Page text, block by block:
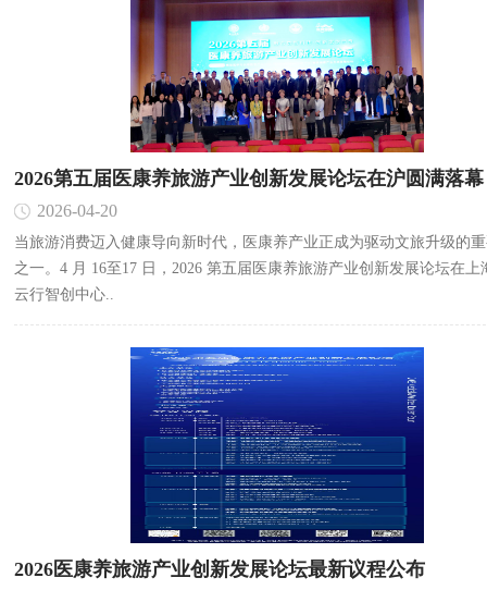
2026第五届医康养旅游产业创新发展论坛在沪圆满落幕
2026-04-20
当旅游消费迈入健康导向新时代，医康养产业正成为驱动文旅升级的
之一。4 月 16至17 日，2026 第五届医康养旅游产业创新发展论坛在上
云行智创中心..
2026医康养旅游产业创新发展论坛最新议程公布